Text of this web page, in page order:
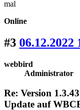
mal
Online
#3 06.12.2022
webbird
Administrator
Re: Version
Update auf